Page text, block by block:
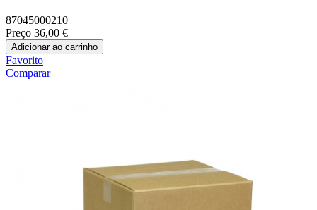
87045000210
Preço 36,00 €
Adicionar ao carrinho
Favorito
Comparar